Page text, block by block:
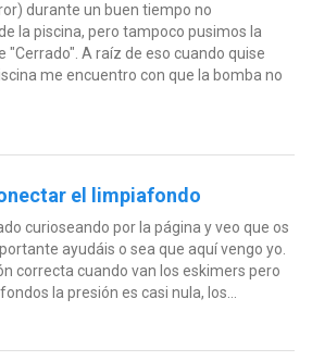
durante un buen tiempo no
la piscina, pero tampoco pusimos la
"Cerrado". A raíz de eso cuando quise
me encuentro con que la bomba no
el limpiafondo
curioseando por la página y veo que os
ayudáis o sea que aquí vengo yo.
correcta cuando van los eskimers pero
la presión es casi nula, los...